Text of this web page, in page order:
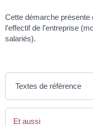
Cette démarche présente
l’effectif de l’entreprise
salariés).
Textes de référence
Et aussi